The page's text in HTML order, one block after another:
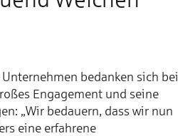
bedanken sich bei
Engagement und seine
„Wir bedauern, dass wir nun
eine erfahrene